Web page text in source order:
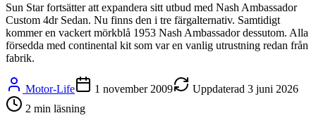
Sun Star fortsätter att expandera sitt utbud med Nash Ambassador
Custom 4dr Sedan. Nu finns den i tre färgalternativ. Samtidigt
kommer en vackert mörkblå 1953 Nash Ambassador dessutom. Alla
försedda med continental kit som var en vanlig utrustning redan från
fabrik.
Motor-Life 1 november 2009 Uppdaterad 3 juni 2026
2 min läsning